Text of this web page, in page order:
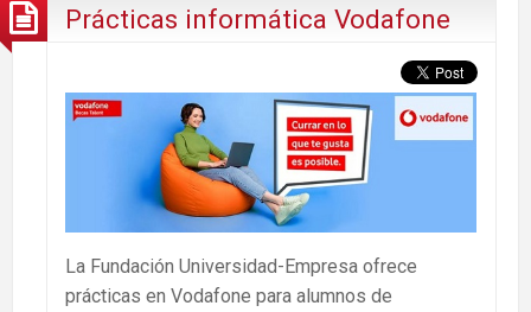
Prácticas informática Vodafone
La Fundación Universidad-Empresa ofrece
prácticas en Vodafone para alumnos de